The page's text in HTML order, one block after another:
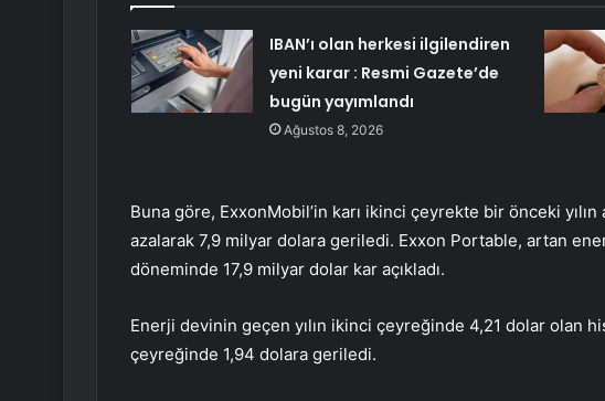
IBAN’ı olan herkesi ilgilendiren
yeni karar : Resmi Gazete’de
bugün yayımlandı
Ağustos 8, 2026
Buna göre, ExxonMobil’in karı ikinci çeyrekte bir önceki
azalarak 7,9 milyar dolara geriledi. Exxon Portable, artan
döneminde 17,9 milyar dolar kar açıkladı.
Enerji devinin geçen yılın ikinci çeyreğinde 4,21 dolar olan
çeyreğinde 1,94 dolara geriledi.